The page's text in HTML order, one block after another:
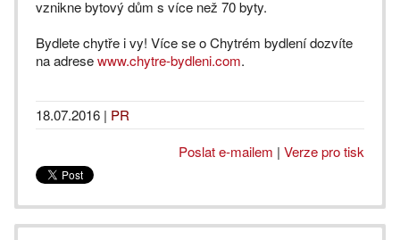
vznikne bytový dům s více než 70 byty.
Bydlete chytře i vy! Více se o Chytrém bydlení dozvíte
na adresewww.chytre-bydleni.com.
18.07.2016 | PR
Poslat e-mailem | Verze pro tisk